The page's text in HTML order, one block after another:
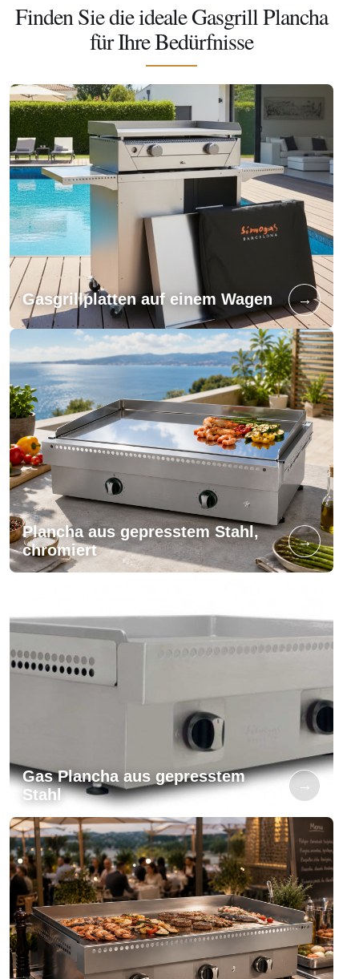
Finden Sie die ideale Gasgrill Plancha
für Ihre Bedürfnisse
Gasgrillplatten auf einem Wagen →
Plancha aus gepresstem Stahl,
chromiert
→
Gas Plancha aus gepresstem
Stahl
→